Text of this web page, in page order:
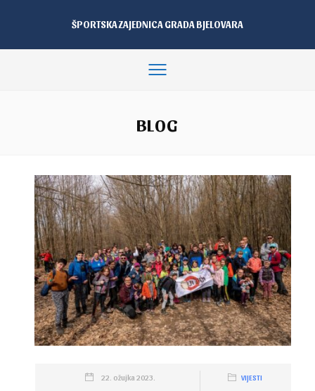
ŠPORTSKA ZAJEDNICA GRADA BJELOVARA
BLOG
22. ožujka 2023. VIJESTI